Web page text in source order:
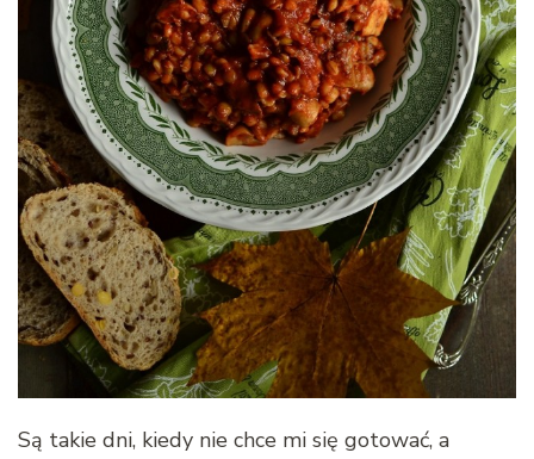
Są takie dni, kiedy nie chce mi się gotować, a